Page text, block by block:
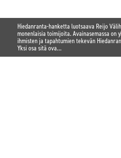
Hiedanranta-hanketta luotsaava Reijo
monenlaisia toimijoita. Avainasemassa on
ihmisten ja tapahtumien tekevän
Yksi osa sitä ova…